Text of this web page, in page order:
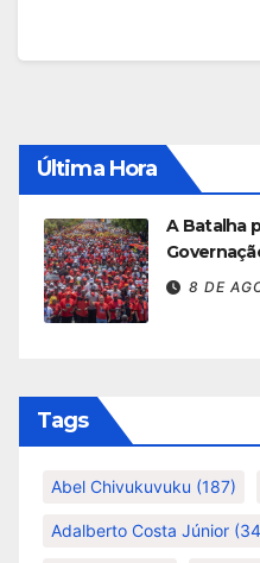
Última Hora
A Batalha
8 DE
Tags
Abel Chivukuvuku (187)
Adalberto Costa Júnior